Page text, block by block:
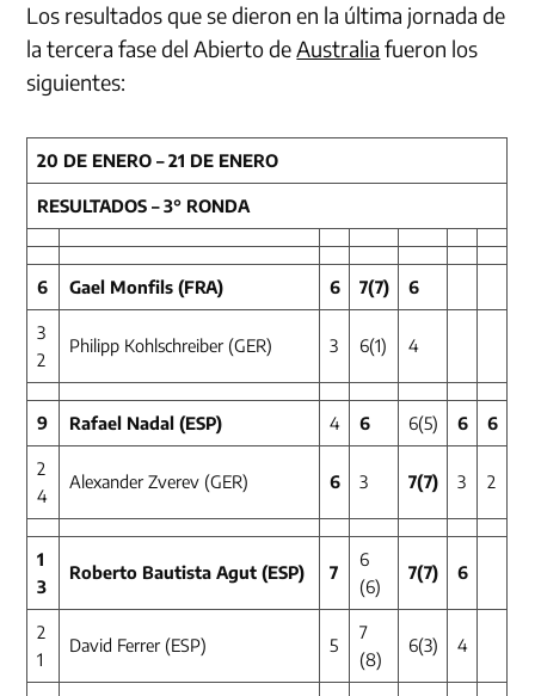
Los resultados que se dieron en la última jornada de
la tercera fase del Abierto deAustralia fueron los
siguientes:
20 DE ENERO – 21 DE ENERO
RESULTADOS – 3° RONDA
6 Gael Monfils (FRA) 6 7(7) 6
3
2
Philipp Kohlschreiber (GER) 3 6(1) 4
9 Rafael Nadal (ESP) 4 6 6(5) 6 6
2
4
Alexander Zverev (GER) 6 3 7(7) 3 2
1
3
Roberto Bautista Agut (ESP) 7
6
(6)
7(7) 6
2
1
David Ferrer (ESP) 5
7
(8)
6(3) 4